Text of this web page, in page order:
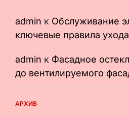
admin к Обслуживание
ключевые правила ухода
admin к Фасадное
до вентилируемого
АРХИВ